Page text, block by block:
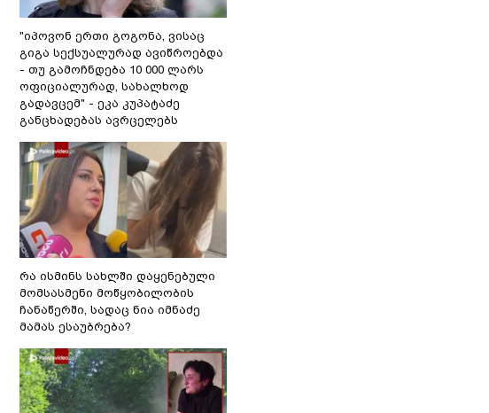
"იპოვონ ერთი გოგონა, ვისაც
გიგა სექსუალურად ავიწროებდა
- თუ გამოჩნდება 10 000 ლარს
ოფიციალურად, სახალხოდ
გადავცემ" - ეკა კუპატაძე
განცხადებას ავრცელებს
რა ისმინს სახლში დაყენებული
მომსასმენი მოწყობილობის
ჩანაწერში, სადაც ნია იმნაძე
მამას ესაუბრება?